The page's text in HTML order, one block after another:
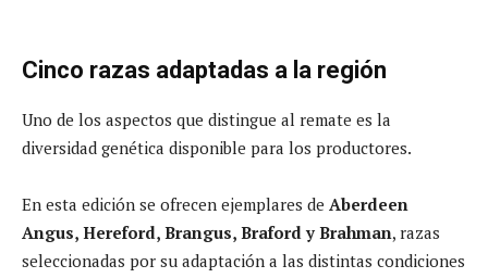
Cinco razas adaptadas a la región
Uno de los aspectos que distingue al remate es la
diversidad genética disponible para los productores.
En esta edición se ofrecen ejemplares de Aberdeen
Angus, Hereford, Brangus, Braford y Brahman, razas
seleccionadas por su adaptación a las distintas condiciones